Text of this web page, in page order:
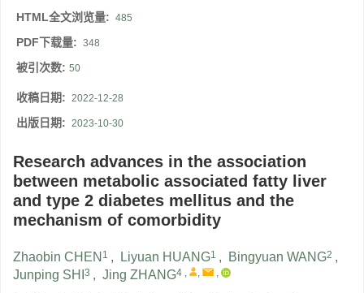
HTML全文浏览量: 485
PDF下载量: 348
被引次数: 50
收稿日期: 2022-12-28
出版日期: 2023-10-30
Research advances in the association
between metabolic associated fatty liver
and type 2 diabetes mellitus and the
mechanism of comorbidity
Zhaobin CHEN 1 , Liyuan HUANG1 , Bingyuan WANG2 ,
Junping SHI 3 , Jing ZHANG4 , , ,